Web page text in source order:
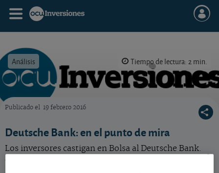
Análisis Tiempo de lectura: 2 min.
Publicado el 19 febrero 2016
Deutsche Bank: en el punto de mira
Los inversores castigan en Bolsa al Deutsche Bank.
¿Estamos ante un caso como el de Lehman Brothers?